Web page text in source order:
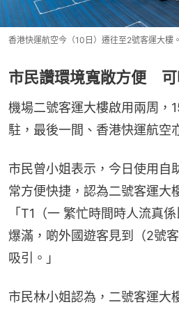
香港快運航空今（10日）遷往至2號客運大樓
市民讚環境寬敞方便 可
機場二號客運大樓啟用兩周，
駐，最後一間、香港快運航空
市民曾小姐表示，今日使用自
常方便快捷，認為二號客運大
「T1（一 繁忙時間時人流真
爆滿，啲外國遊客見到（2號
吸引。」
市民林小姐認為，二號客運大